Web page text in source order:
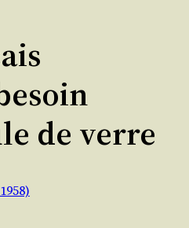
de verre